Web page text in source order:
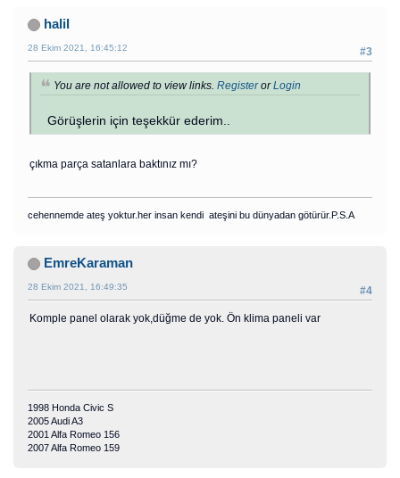
halil
#3
28 Ekim 2021, 16:45:12
You are not allowed to view links. RegisterorLogin
Görüşlerin için teşekkür ederim..
çıkma parça satanlara baktınız mı?
cehennemde ateş yoktur.her insan kendi ateşini bu dünyadan götürür.P.S.A
EmreKaraman
#4
28 Ekim 2021, 16:49:35
Komple panel olarak yok,düğme de yok. Ön klima paneli var
1998 Honda Civic S
2005 Audi A3
2001 Alfa Romeo 156
2007 Alfa Romeo 159